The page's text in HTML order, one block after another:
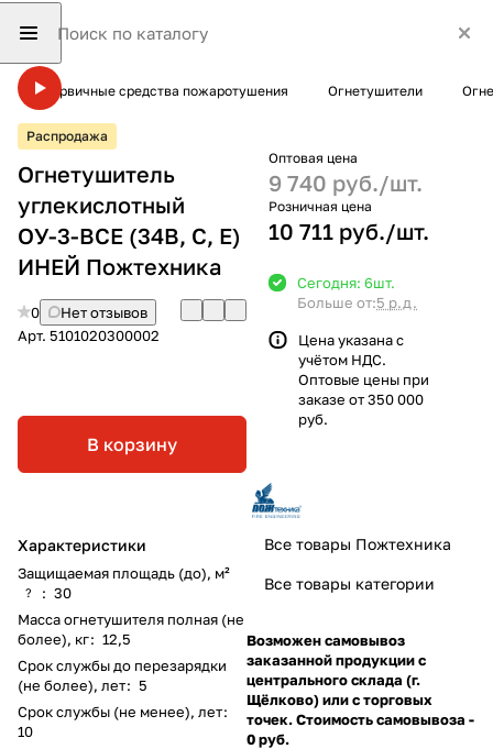
Первичные средства пожаротушения Огнетушители
Распродажа
Огнетушитель
углекислотный
ОУ-3-BCE (34В, С, Е)
ИНЕЙ Пожтехника
0
Нет отзывов
Арт. 5101020300002
В корзину
Характеристики
Защищаемая площадь (до), м²
? : 30
Масса огнетушителя полная (не
более), кг: 12,5
Срок службы до перезарядки
(не более), лет: 5
Срок службы (не менее), лет:
10
Оптовая цена
9 740 руб./шт.
Розничная цена
10 711 руб./шт.
Сегодня: 6шт.
Больше от:5 р.д.
Цена указана с
учётом НДС.
Оптовые цены при
заказе от 350 000
руб.
Все товары Пожтехника
Все товары категории
Возможен самовывоз
заказанной продукции с
центрального склада (г.
Щёлково) или с торговых
точек. Стоимость самовывоза -
0 руб.